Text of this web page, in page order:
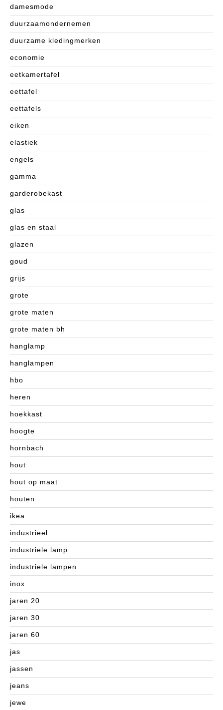
damesmode
duurzaamondernemen
duurzame kledingmerken
economie
eetkamertafel
eettafel
eettafels
eiken
elastiek
engels
gamma
garderobekast
glas
glas en staal
glazen
goud
grijs
grote
grote maten
grote maten bh
hanglamp
hanglampen
hbo
heren
hoekkast
hoogte
hornbach
hout
hout op maat
houten
ikea
industrieel
industriele lamp
industriele lampen
inox
jaren 20
jaren 30
jaren 60
jas
jassen
jeans
jewe